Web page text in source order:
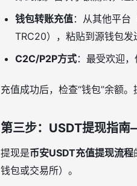
钱包转账充值：从其他平台
TRC20），粘贴到源钱包发
C2C/P2P方式：最受欢迎
充值成功后，检查“钱包”余额
第三步：USDT提现指
提现是币安USDT充值提现流程
钱包或交易所）。